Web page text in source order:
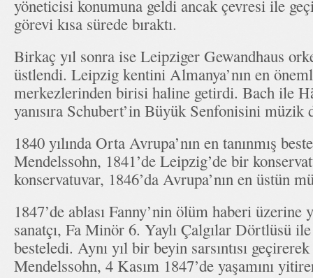
yöneticisi konumuna geldi ancak çevresi ile
görevi kısa sürede bıraktı.
Birkaç yıl sonra ise Leipziger Gewandhaus
üstlendi. Leipzig kentini Almanya’nın en
merkezlerinden birisi haline getirdi. Bach ile
yanısıra Schubert’in Büyük Senfonisini müzik
1840 yılında Orta Avrupa’nın en tanınmış
Mendelssohn, 1841’de Leipzig’de bir
konservatuvar, 1846’da Avrupa’nın en üstün
1847’de ablası Fanny’nin ölüm haberi
sanatçı, Fa Minör 6. Yaylı Çalgılar Dörtlüsü
besteledi. Aynı yıl bir beyin sarsıntısı
Mendelssohn, 4 Kasım 1847’de yaşamını